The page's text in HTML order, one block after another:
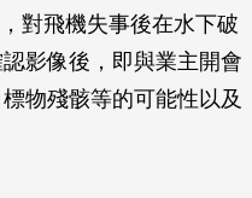
對飛機失事後在水下破
影像後，即與業主開會
物殘骸等的可能性以及